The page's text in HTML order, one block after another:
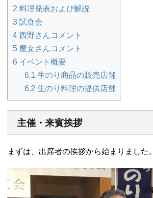
2 料理発表および解説
3 試食会
4 西野さんコメント
5 魔女さんコメント
6 イベント概要
6.1 生のり商品の販売店舗
6.2 生のり料理の提供店舗
主催・来賓挨拶
まずは、出席者の挨拶から始まりました。